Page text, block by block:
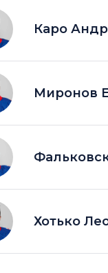
Каро
Миронов
Хотько